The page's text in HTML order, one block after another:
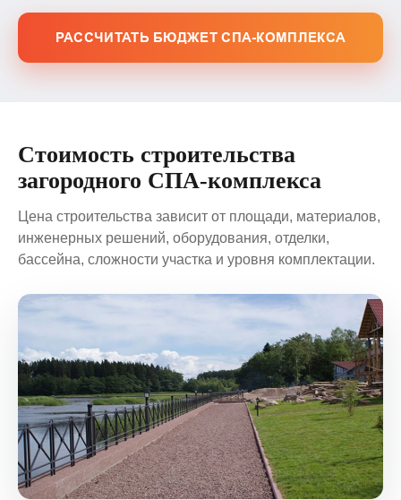
РАССЧИТАТЬ БЮДЖЕТ СПА-КОМПЛЕКСА
Стоимость строительства
загородного СПА-комплекса
Цена строительства зависит от площади, материалов,
инженерных решений, оборудования, отделки,
бассейна, сложности участка и уровня комплектации.